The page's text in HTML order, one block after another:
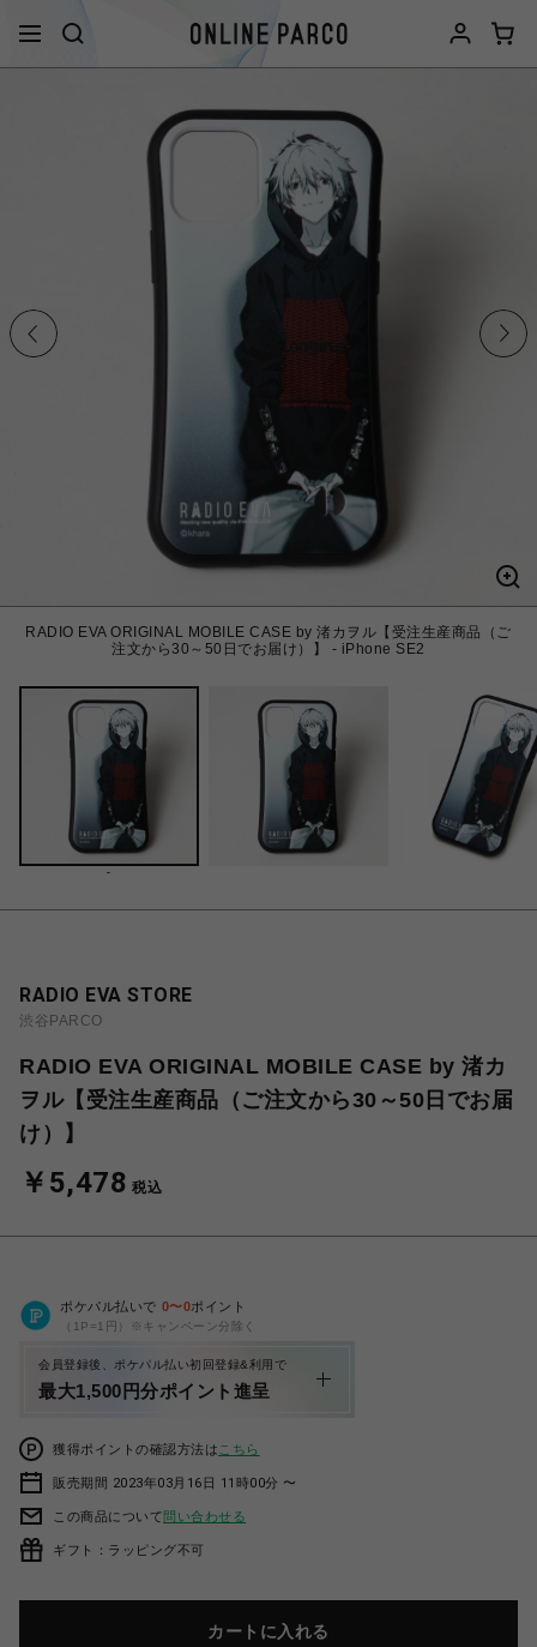
RADIO EVA ORIGINAL MOBILE CASE by 渚カヲル【受注生産商品（ご
注文から30～50日でお届け）】 - iPhone SE2
-
RADIO EVA STORE
渋谷PARCO
RADIO EVA ORIGINAL MOBILE CASE by 渚カ
ヲル【受注生産商品（ご注文から30～50日でお届
け）】
￥5,478 税込
ポケパル払いで 0〜0ポイント
（1P=1円）※キャンペーン分除く
会員登録後、ポケパル払い初回登録&利用で
最大1,500円分ポイント進呈
獲得ポイントの確認方法は こちら
販売期間 2023年03月16日 11時00分 〜
この商品について問い合わせる
ギフト：ラッピング不可
カートに入れる